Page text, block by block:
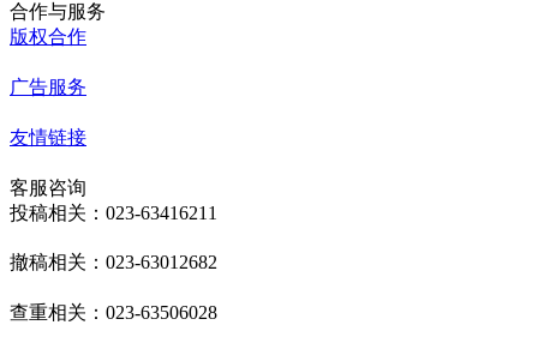
合作与服务
版权合作
广告服务
友情链接
客服咨询
投稿相关：023-63416211
撤稿相关：023-63012682
查重相关：023-63506028